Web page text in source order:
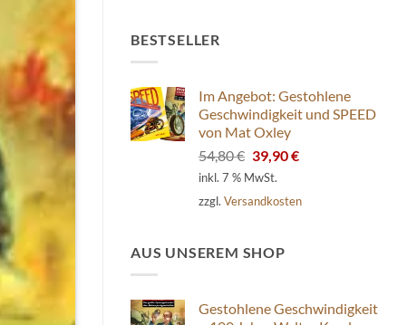
BESTSELLER
Im Angebot: Gestohlene
Geschwindigkeit und SPEED
von Mat Oxley
54,80€ Ursprünglicher
Preis
war:
54,80 €
39,90€Aktueller
39,90 €.
inkl. 7 % MwSt.
zzgl. Versandkosten
AUS UNSEREM SHOP
Gestohlene Geschwindigkeit